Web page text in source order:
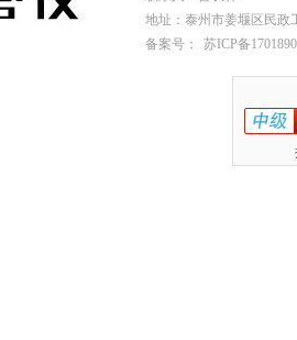
地址：泰州市姜堰区民政
备案号：
苏ICP备